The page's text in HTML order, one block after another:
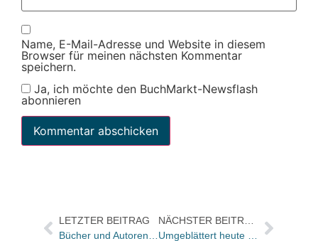
Name, E-Mail-Adresse und Website in diesem
Browser für meinen nächsten Kommentar
speichern.
Ja, ich möchte den BuchMarkt-Newsflash
abonnieren
LETZTER BEITRAG